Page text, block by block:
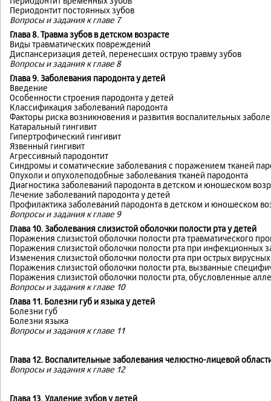
Периодонтит постоянных зубов
Вопросы и задания к главе 7
Глава 8. Травма зубов в детском возрасте
Виды травматических повреждений
Диспансеризация детей, перенесших острую травму зубов
Вопросы и задания к главе 8
Глава 9. Заболевания пародонта у детей
Введение
Особенности строения пародонта у детей
Классификация заболеваний пародонта
Факторы риска возникновения и развития воспалительных
Катаральный гингивит
Гипертрофический гингивит
Язвенный гингивит
Агрессивный пародонтит
Синдромы и соматические заболевания с поражением тканей
Опухоли и опухолеподобные заболевания тканей пародонта
Диагностика заболеваний пародонта в детском и юношеском
Лечение заболеваний пародонта у детей
Профилактика заболеваний пародонта в детском и юношеском
Вопросы и задания к главе 9
Глава 10. Заболевания слизистой оболочки полости рта у детей
Поражения слизистой оболочки полости рта травматического
Поражения слизистой оболочки полости рта при инфекционных
Изменения слизистой оболочки полости рта при острых
Поражения слизистой оболочки полости рта, вызванные
Поражения слизистой оболочки полости рта, обусловленные
Вопросы и задания к главе 10
Глава 11. Болезни губ и языка у детей
Болезни губ
Болезни языка
Вопросы и задания к главе 11
Глава 12. Воспалительные заболевания челюстно-лицевой
Вопросы и задания к главе 12
Глава 13. Удаление зубов у детей